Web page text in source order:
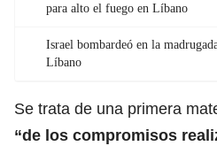
para alto el fuego en Líbano
Israel bombardeó en la
Líbano
Se trata de una primera
“de los compromisos